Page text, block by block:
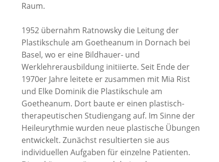
Raum.
1952 übernahm Ratnowsky die Leitung der
Plastikschule am Goetheanum in Dornach bei
Basel, wo er eine Bildhauer- und
Werklehrerausbildung initiierte. Seit Ende der
1970er Jahre leitete er zusammen mit Mia Rist
und Elke Dominik die Plastikschule am
Goetheanum. Dort baute er einen plastisch-
therapeutischen Studiengang auf. Im Sinne der
Heileurythmie wurden neue plastische Übungen
entwickelt. Zunächst resultierten sie aus
individuellen Aufgaben für einzelne Patienten.